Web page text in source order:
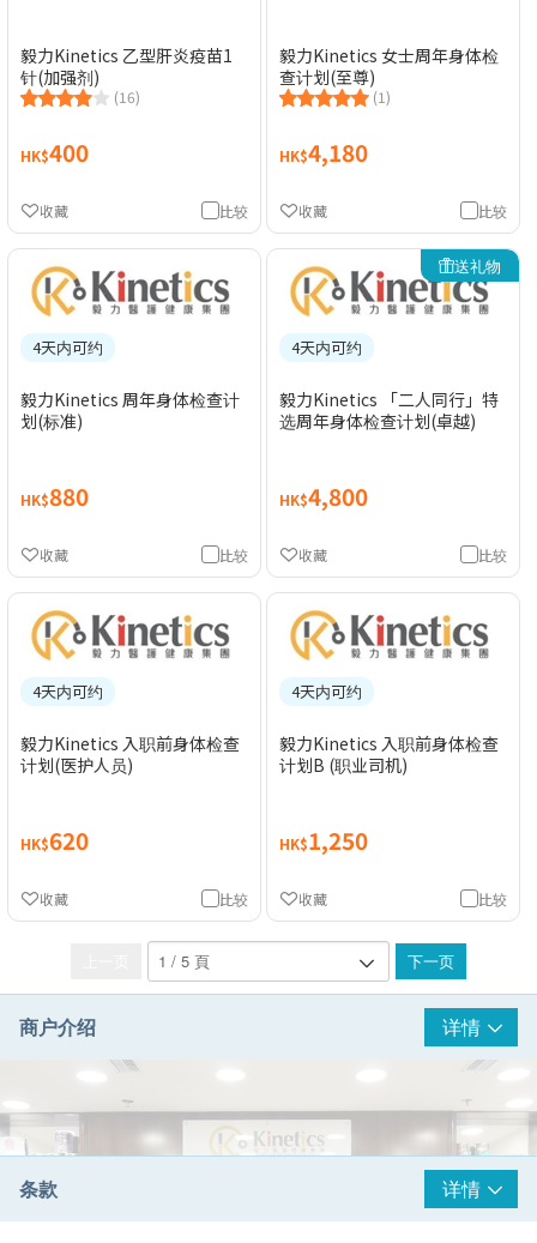
毅力Kinetics 乙型肝炎疫苗1
针(加强剂)
(16)
HK$400
比较
收藏
毅力Kinetics 女士周年身体检
查计划(至尊)
(1)
HK$4,180
比较
收藏
4天内可约
毅力Kinetics 周年身体检查计
划(标准)
HK$880
比较
收藏
送礼物
4天内可约
毅力Kinetics 「二人同行」特
选周年身体检查计划(卓越)
HK$4,800
比较
收藏
4天内可约
毅力Kinetics 入职前身体检查
计划(医护人员)
HK$620
比较
收藏
4天内可约
毅力Kinetics 入职前身体检查
计划B (职业司机)
HK$1,250
比较
收藏
下一页
商户介绍 详情
条款 详情